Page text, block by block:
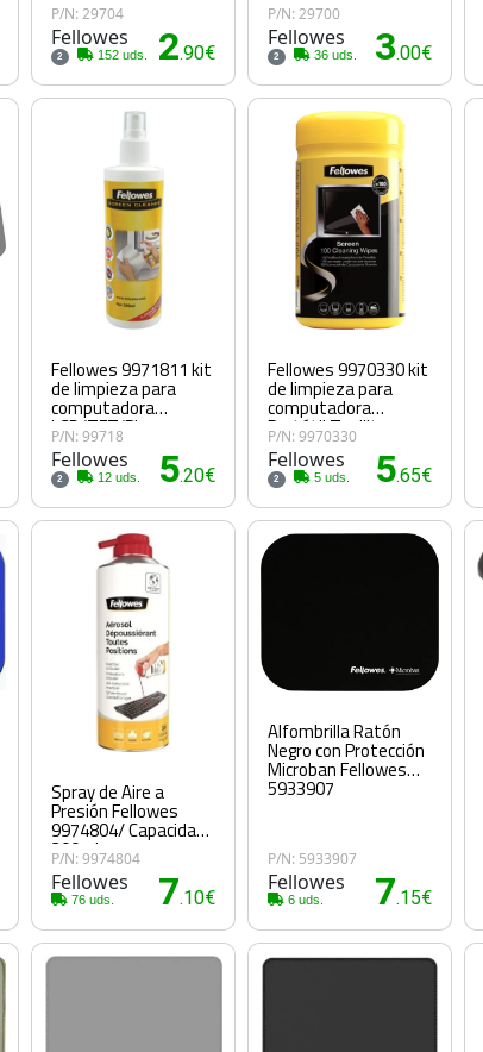
P/N: 29704
Fellowes
2 152 uds. 2.90€
P/N: 29700
Fellowes
2 36 uds. 3.00€
Fellowes 9971811 kit
de limpieza para
computadora
LCD/TFT/Plasma
Limpiador de aire
comprimido para
limpieza de equipos
P/N: 99718
Fellowes
2 12 uds. 5.20€
Fellowes 9970330 kit
de limpieza para
computadora
Portátil Toallitas
para limpieza de
equipos
P/N: 9970330
Fellowes
2 5 uds. 5.65€
Spray de Aire a
Presión Fellowes
9974804/ Capacidad
200ml
P/N: 9974804
Fellowes
76 uds. 7.10€
Alfombrilla Ratón
Negro con Protección
Microban Fellowes
5933907
P/N: 5933907
Fellowes
6 uds. 7.15€